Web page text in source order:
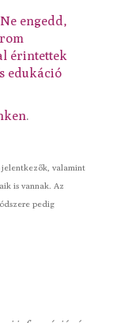
Ne engedd,
érintettek
edukáció
.
jelentkezők, valamint
is vannak. Az
pedig